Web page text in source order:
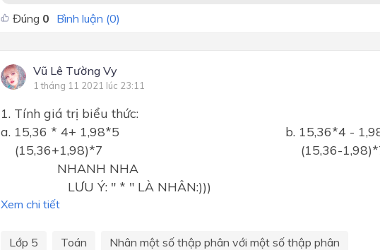
Đúng 0 Bình luận (0)
Vũ Lê Tường Vy
1 tháng 11 2021 lúc 23:11
1. Tính giá trị biểu thức:
a. 15,36 * 4+ 1,98*5 b. 15,36*4 -
(15,36+1,98)*7 (15,36-
NHANH NHA
LƯU Ý: " * " LÀ NHÂN:)))
Xem chi tiết
Lớp 5 Toán Nhân một số thập phân với một số thập phân